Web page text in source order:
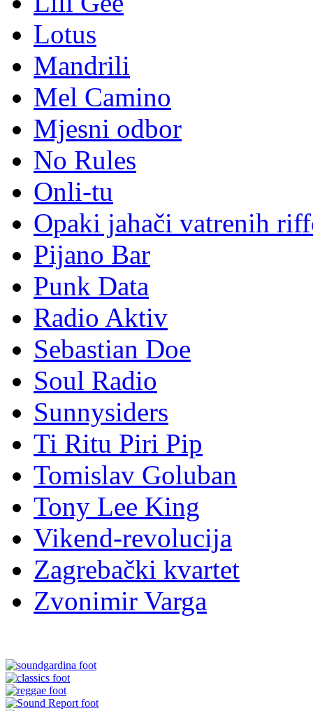
Lotus
Mandrili
Mel Camino
Mjesni odbor
No Rules
Onli-tu
Opaki jahači vatrenih
Pijano Bar
Punk Data
Radio Aktiv
Sebastian Doe
Soul Radio
Sunnysiders
Ti Ritu Piri Pip
Tomislav Goluban
Tony Lee King
Vikend-revolucija
Zagrebački kvartet
Zvonimir Varga